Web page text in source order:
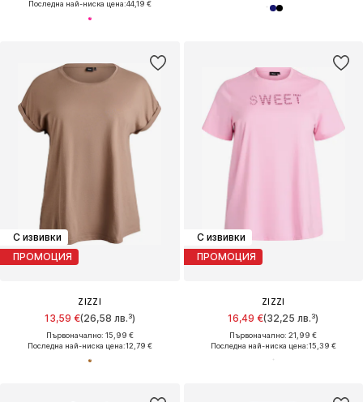
Последна най-ниска цена:44,19 €
С извивки
ПРОМОЦИЯ
ZIZZI
13,59 €(26,58 лв.³)
Първоначално: 15,99 €
Последна най-ниска цена:12,79 €
С извивки
ПРОМОЦИЯ
ZIZZI
16,49 €(32,25 лв.³)
Първоначално: 21,99 €
Последна най-ниска цена:15,39 €